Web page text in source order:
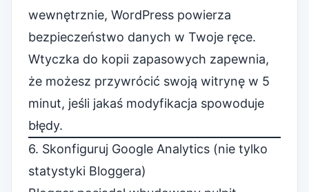
wewnętrznie, WordPress powierza
bezpieczeństwo danych w Twoje ręce.
Wtyczka do kopii zapasowych zapewnia,
że możesz przywrócić swoją witrynę w 5
minut, jeśli jakaś modyfikacja spowoduje
błędy.
6. Skonfiguruj Google Analytics (nie tylko
statystyki Bloggera)